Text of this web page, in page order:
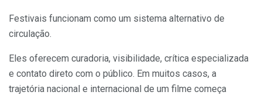
Festivais funcionam como um sistema alternativo de
circulação.
Eles oferecem curadoria, visibilidade, crítica especializada
e contato direto com o público. Em muitos casos, a
trajetória nacional e internacional de um filme começa